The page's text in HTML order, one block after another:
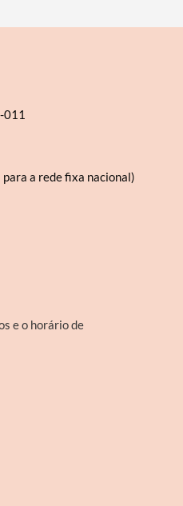
011
a rede fixa nacional)
e o horário de